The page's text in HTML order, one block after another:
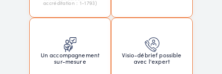
accréditation : 1-1793)
Un accompagnement
sur-mesure
Visio-débrief possible
avec l'expert